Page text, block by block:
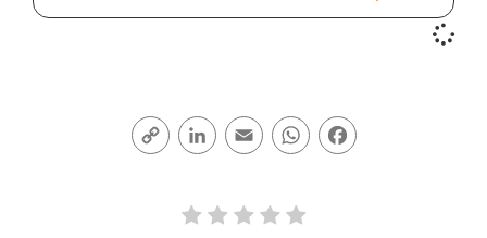
Facebook
WhatsApp
Email
LinkedIn